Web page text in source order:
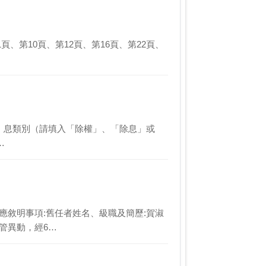
、第10頁、第12頁、第16頁、第22頁、
息類別（請填入「除權」、「除息」或
敘明事項:舊任者姓名、級職及簡歷:賀淑
異動，經6…